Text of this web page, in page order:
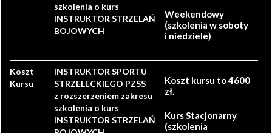
szkolenia o kurs
INSTRUKTOR STRZELAŃ
BOJOWYCH
Weekendowy
(szkolenia w soboty
i niedziele)
Koszt
Kursu
INSTRUKTOR SPORTU
STRZELECKIEGO PZSS
z rozszerzeniem zakresu
szkolenia o kurs
INSTRUKTOR STRZELAŃ
Koszt kursu to 4600
zł.
Kurs Stacjonarny
(szkolenia